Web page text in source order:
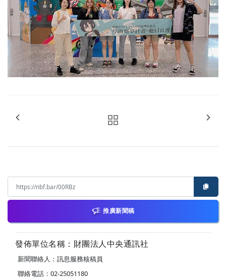
推廣新聞稿
發佈單位名稱：財團法人中央通訊社
新聞聯絡人：訊息服務核稿員
聯絡電話：02-25051180